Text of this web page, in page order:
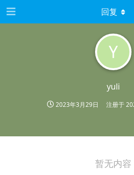
Y
yuli
2023年3月29日 注册于
回复
暂无内容